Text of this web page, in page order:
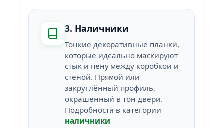
3. Наличники
Тонкие декоративные планки,
которые идеально маскируют
стык и пену между коробкой и
стеной. Прямой или
закруглённый профиль,
окрашенный в тон двери.
Подробности в категории
наличники.